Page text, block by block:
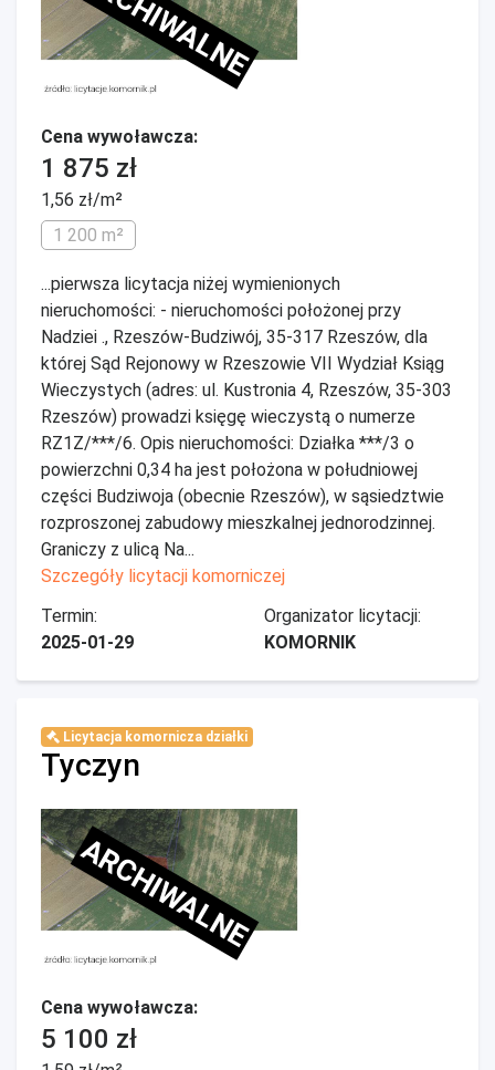
Cena wywoławcza:
1 875 zł
1,56 zł/m²
1 200 m²
...pierwsza licytacja niżej wymienionych
nieruchomości: - nieruchomości położonej przy
Nadziei ., Rzeszów-Budziwój, 35-317 Rzeszów, dla
której Sąd Rejonowy w Rzeszowie VII Wydział Ksiąg
Wieczystych (adres: ul. Kustronia 4, Rzeszów, 35-303
Rzeszów) prowadzi księgę wieczystą o numerze
RZ1Z/***/6. Opis nieruchomości: Działka ***/3 o
powierzchni 0,34 ha jest położona w południowej
części Budziwoja (obecnie Rzeszów), w sąsiedztwie
rozproszonej zabudowy mieszkalnej jednorodzinnej.
Graniczy z ulicą Na...
Szczegóły licytacji komorniczej
Termin:
2025-01-29
Organizator licytacji:
KOMORNIK
Licytacja komornicza działki
Tyczyn
ARCHIWALNE
Cena wywoławcza:
5 100 zł